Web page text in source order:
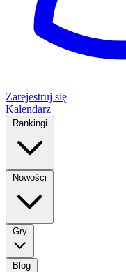
Zarejestruj się
Kalendarz
Rankingi
Nowości
Gry
Blog